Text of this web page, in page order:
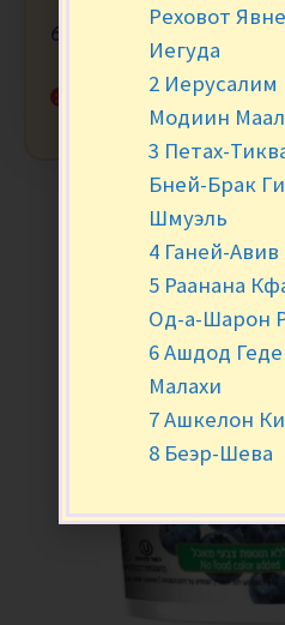
600 гр.
Нет в наличии
Реховот
Иегуда
2
Модиин
3 Петах-
Бней-Брак
Шмуэль
4 Ганей-
5 Раанана
Од-а-Шарон
6 Ашдод
Малахи
7 Ашкелон
8 Беэр-Шева